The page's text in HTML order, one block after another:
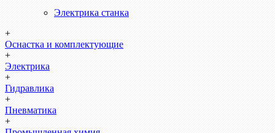
Электрика станка
+
Оснастка и комплектующие
+
Электрика
+
Гидравлика
+
Пневматика
+